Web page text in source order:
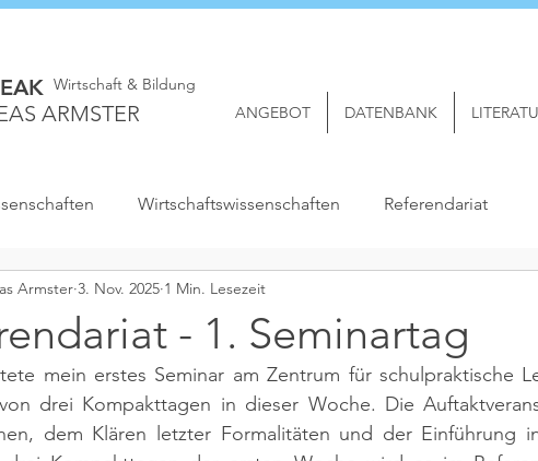
ARMSTER
Wirtschaft & Bildung
ANGEBOT DATENBANK
Wirtschaftswissenschaften Referendariat
- 1. Seminartag
Armster 3. Nov. 2025 1 Min. Lesezeit
mein erstes Seminar am Zentrum für schulpraktische
drei Kompakttagen in dieser Woche. Die
dem Klären letzter Formalitäten und der Einführung